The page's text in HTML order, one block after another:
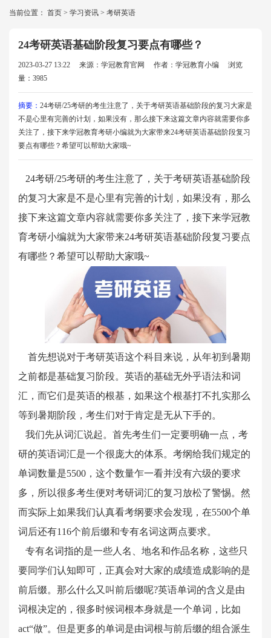
当前位置： 首页 > 学习资讯 > 考研英语
24考研英语基础阶段复习要点有哪些？
2023-03-27 13:22 来源：学冠教育官网 作者：学冠教育小编
浏览
量：3985
摘要： 24考研/25考研的考生注意了，关于考研英语基础阶段的复习大家是
不是心里有完善的计划，如果没有，那么接下来这篇文章内容就需要你多
关注了，接下来学冠教育考研小编就为大家带来24考研英语基础阶段复习
要点有哪些？希望可以帮助大家哦~
24考研/25考研的考生注意了，关于考研英语基础阶段
的复习大家是不是心里有完善的计划，如果没有，那么
接下来这篇文章内容就需要你多关注了，接下来学冠教
育考研小编就为大家带来24考研英语基础阶段复习要点
有哪些？希望可以帮助大家哦~
首先想说对于考研英语这个科目来说，从年初到暑期
之前都是基础复习阶段。英语的基础无外乎语法和词
汇，而它们是英语的根基，如果这个根基打不扎实那么
等到暑期阶段，考生们对于肯定是无从下手的。
我们先从词汇说起。首先考生们一定要明确一点，考
研的英语词汇是一个很庞大的体系。考纲给我们规定的
单词数量是5500，这个数量乍一看并没有六级的要求
多，所以很多考生便对考研词汇的复习放松了警惕。然
而实际上如果我们认真看考纲要求会发现，在5500个单
词后还有116个前后缀和专有名词这两点要求。
专有名词指的是一些人名、地名和作品名称，这些只
要同学们认知即可，正真会对大家的成绩造成影响的是
前后缀。那么什么又叫前后缀呢?英语单词的含义是由
词根决定的，很多时候词根本身就是一个单词，比如
act“做”。但是更多的单词是由词根与前后缀的组合派生